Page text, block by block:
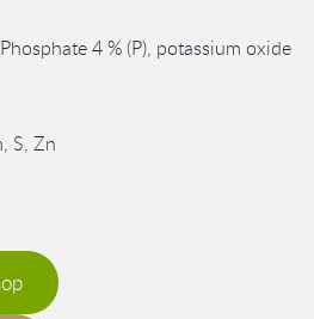
4 % (P), potassium oxide
S, Zn